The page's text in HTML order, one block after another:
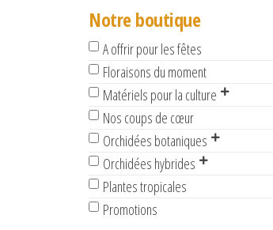
Notre boutique
A offrir pour les fêtes
Floraisons du moment
Matériels pour la culture
Nos coups de cœur
Orchidées botaniques
Orchidées hybrides
Plantes tropicales
Promotions